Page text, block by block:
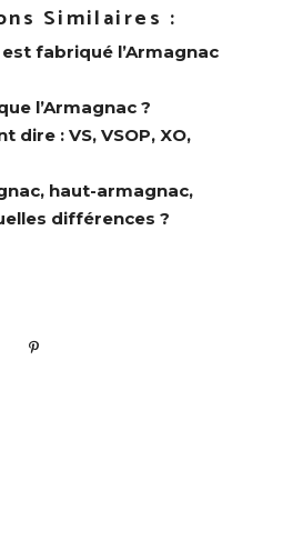
Similaires :
fabriqué l’Armagnac
l’Armagnac ?
dire : VS, VSOP, XO,
haut-armagnac,
différences ?